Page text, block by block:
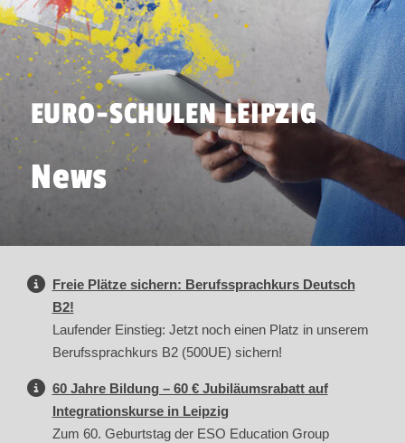
EURO-SCHULEN LEIPZIG
News
Freie Plätze sichern: Berufssprachkurs Deutsch
B2!
Laufender Einstieg: Jetzt noch einen Platz in unserem
Berufssprachkurs B2 (500UE) sichern!
60 Jahre Bildung – 60 € Jubiläumsrabatt auf
Integrationskurse in Leipzig
Zum 60. Geburtstag der ESO Education Group